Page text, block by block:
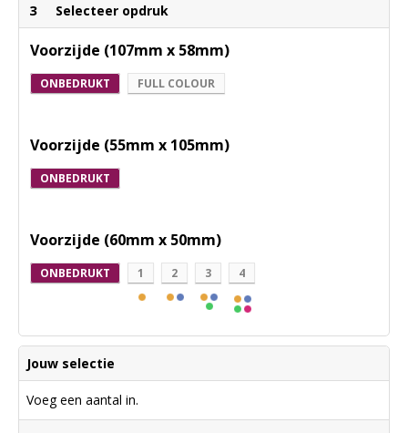
3 Selecteer opdruk
Voorzijde (107mm x 58mm)
ONBEDRUKT FULL COLOUR
Voorzijde (55mm x 105mm)
ONBEDRUKT
Voorzijde (60mm x 50mm)
ONBEDRUKT 1 2 3 4
Jouw selectie
Voeg een aantal in.